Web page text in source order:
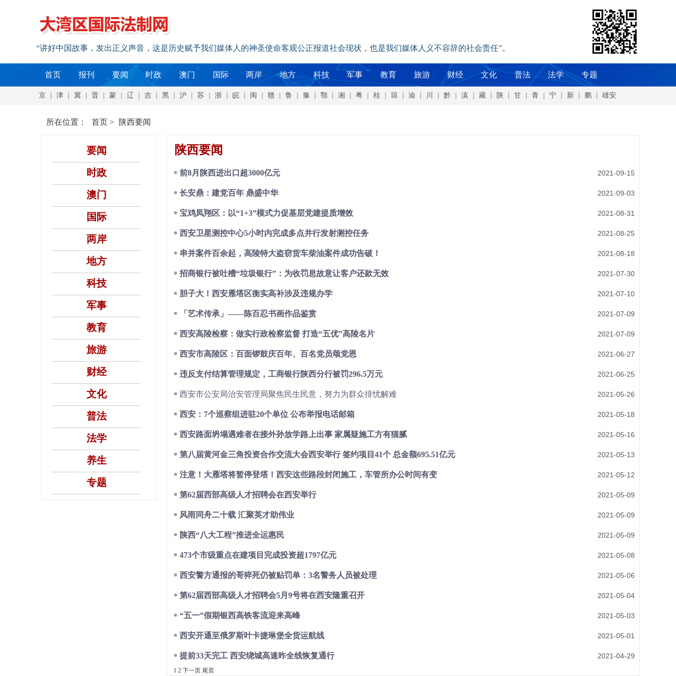
“讲好中国故事，发出正义声音，这是历史赋予我们媒体人的神圣使命客观公正报道社会现状，也是我们媒体人义不容辞的社会责任”。
首页 报刊 要闻 时政 澳门 国际 两岸 地方 科技 军事 教育 旅游 财经 文化 普法 法学 专题
京 津 冀 晋 蒙 辽 吉 黑 沪 苏 浙 皖 闽 赣 鲁 豫 鄂 湘 粤 桂 琼 渝 川 黔 滇 藏 陕 甘 青 宁 新 鹏 雄安
所在位置： 首页 > 陕西要闻
要闻
时政
澳门
国际
两岸
地方
科技
军事
教育
旅游
财经
文化
普法
法学
养生
专题
陕西要闻
2021-09-15
前8月陕西进出口超3000亿元
2021-09-03
长安鼎：建党百年 鼎盛中华
2021-08-31
宝鸡凤翔区：以“1+3”模式力促基层党建提质增效
2021-08-25
西安卫星测控中心5小时内完成多点并行发射测控任务
2021-08-18
串并案件百余起，高陵特大盗窃货车柴油案件成功告破！
2021-07-30
招商银行被吐槽“垃圾银行”：为收罚息故意让客户还款无效
2021-07-10
胆子大！西安雁塔区衡实高补涉及违规办学
2021-07-09
「艺术传承」——陈百忍书画作品鉴赏
2021-07-09
西安高陵检察：做实行政检察监督 打造“五优”高陵名片
2021-06-27
西安市高陵区：百面锣鼓庆百年、百名党员颂党恩
2021-06-25
违反支付结算管理规定，工商银行陕西分行被罚296.5万元
2021-05-26
西安市公安局治安管理局聚焦民生民意，努力为群众排忧解难
2021-05-18
西安：7个巡察组进驻20个单位 公布举报电话邮箱
2021-05-16
西安路面坍塌遇难者在接外孙放学路上出事 家属疑施工方有猫腻
2021-05-13
第八届黄河金三角投资合作交流大会西安举行 签约项目41个 总金额695.51亿元
2021-05-12
注意！大雁塔将暂停登塔！西安这些路段封闭施工，车管所办公时间有变
2021-05-09
第62届西部高级人才招聘会在西安举行
2021-05-09
风雨同舟二十载 汇聚英才助伟业
2021-05-09
陕西“八大工程”推进全运惠民
2021-05-08
473个市级重点在建项目完成投资超1797亿元
2021-05-06
西安警方通报的哥猝死仍被贴罚单：3名警务人员被处理
2021-05-04
第62届西部高级人才招聘会5月9号将在西安隆重召开
2021-05-03
“五一”假期银西高铁客流迎来高峰
2021-05-01
西安开通至俄罗斯叶卡捷琳堡全货运航线
2021-04-29
提前33天完工 西安绕城高速昨全线恢复通行
1 2 下一页 尾页